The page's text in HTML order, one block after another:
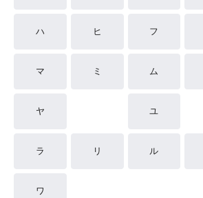
ハ ヒ フ
マ ミ ム
ヤ ユ
ラ リ ル
ワ